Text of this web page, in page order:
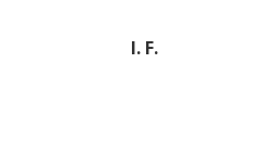
I. F.